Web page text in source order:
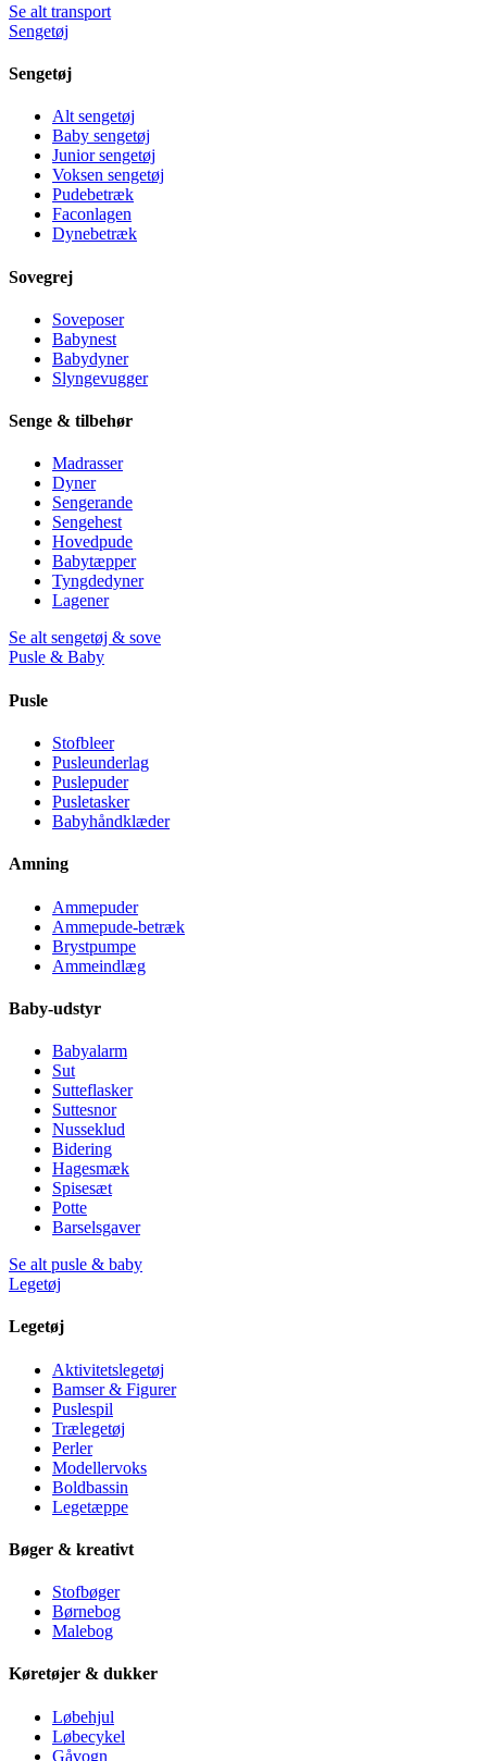
Se alt transport
Sengetøj
Sengetøj
Alt sengetøj
Baby sengetøj
Junior sengetøj
Voksen sengetøj
Pudebetræk
Faconlagen
Dynebetræk
Sovegrej
Soveposer
Babynest
Babydyner
Slyngevugger
Senge & tilbehør
Madrasser
Dyner
Sengerande
Sengehest
Hovedpude
Babytæpper
Tyngdedyner
Lagener
Se alt sengetøj & sove
Pusle & Baby
Pusle
Stofbleer
Pusleunderlag
Puslepuder
Pusletasker
Babyhåndklæder
Amning
Ammepuder
Ammepude-betræk
Brystpumpe
Ammeindlæg
Baby-udstyr
Babyalarm
Sut
Sutteflasker
Suttesnor
Nusseklud
Bidering
Hagesmæk
Spisesæt
Potte
Barselsgaver
Se alt pusle & baby
Legetøj
Legetøj
Aktivitetslegetøj
Bamser & Figurer
Puslespil
Trælegetøj
Perler
Modellervoks
Boldbassin
Legetæppe
Bøger & kreativt
Stofbøger
Børnebog
Malebog
Køretøjer & dukker
Løbehjul
Løbecykel
Gåvogn